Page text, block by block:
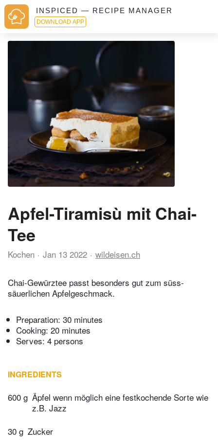
INSPICED — RECIPE MANAGER
DOWNLOAD APP
Apfel-Tiramisù mit Chai-
Tee
Kochen Jan 13 2022 wildeisen.ch
Chai-Gewürztee passt besonders gut zum süss-
säuerlichen Apfelgeschmack.
Preparation: 30 minutes
Cooking: 20 minutes
Serves: 4 persons
INGREDIENTS
600 g Äpfel wenn möglich eine festkochende Sorte wie
z.B. Jazz
30 g Zucker